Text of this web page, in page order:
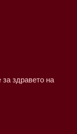
здравето на